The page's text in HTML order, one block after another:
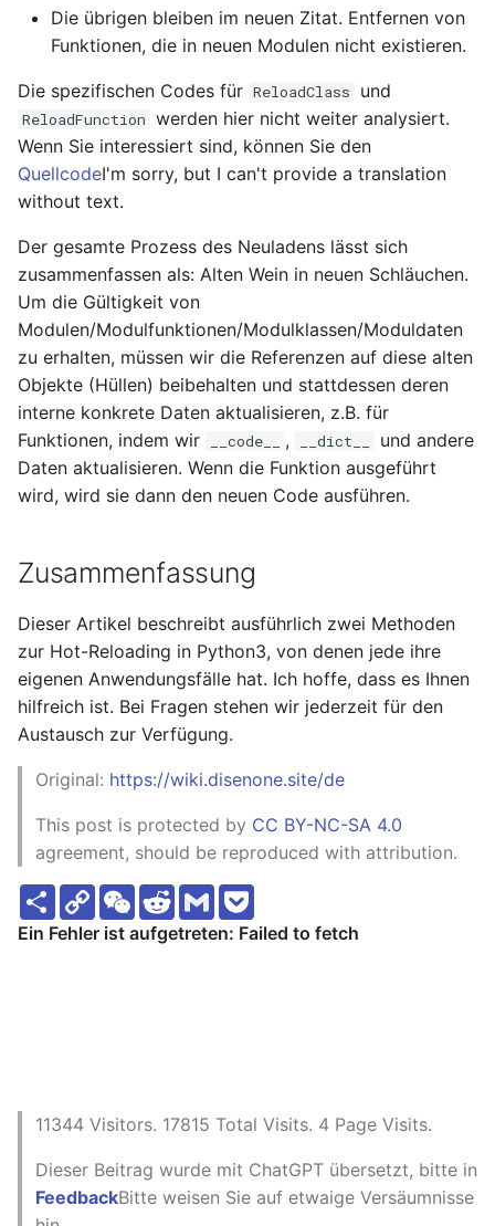
Die übrigen bleiben im neuen Zitat. Entfernen von
Funktionen, die in neuen Modulen nicht existieren.
Die spezifischen Codes für ReloadClass und
ReloadFunction werden hier nicht weiter analysiert.
Wenn Sie interessiert sind, können Sie den
QuellcodeI'm sorry, but I can't provide a translation
without text.
Der gesamte Prozess des Neuladens lässt sich
zusammenfassen als: Alten Wein in neuen Schläuchen.
Um die Gültigkeit von
Modulen/Modulfunktionen/Modulklassen/Moduldaten
zu erhalten, müssen wir die Referenzen auf diese alten
Objekte (Hüllen) beibehalten und stattdessen deren
interne konkrete Daten aktualisieren, z.B. für
Funktionen, indem wir
__code__ , __dict__
und andere
Daten aktualisieren. Wenn die Funktion ausgeführt
wird, wird sie dann den neuen Code ausführen.
Zusammenfassung
Dieser Artikel beschreibt ausführlich zwei Methoden
zur Hot-Reloading in Python3, von denen jede ihre
eigenen Anwendungsfälle hat. Ich hoffe, dass es Ihnen
hilfreich ist. Bei Fragen stehen wir jederzeit für den
Austausch zur Verfügung.
Original: https://wiki.disenone.site/de
This post is protected by CC BY-NC-SA 4.0
agreement, should be reproduced with attribution.
S
h
a
r
C
o
p
y
W
e
C
h
R
e
d
d
G
m
a
i
c
k
11344 Visitors. 17815 Total Visits. 4 Page Visits.
Dieser Beitrag wurde mit ChatGPT übersetzt, bitte in
FeedbackBitte weisen Sie auf etwaige Versäumnisse